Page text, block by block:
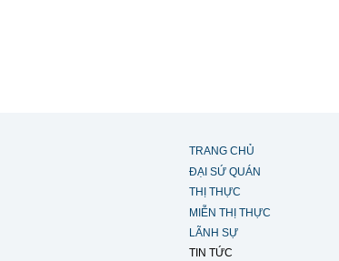
TRANG CHỦ
ĐẠI SỨ QUÁN
THỊ THỰC
MIỄN THỊ THỰC
LÃNH SỰ
TIN TỨC